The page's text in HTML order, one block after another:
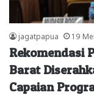
jagatpapua 19
Rekomendasi
Barat
Capaian